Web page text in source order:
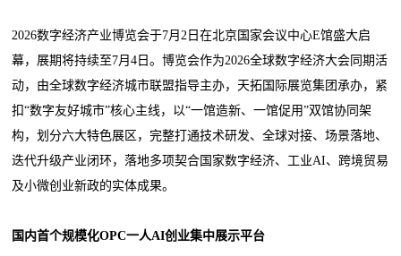
2026数字经济产业博览会于7月2日在北京国家会议中心E馆盛大启
幕，展期将持续至7月4日。博览会作为2026全球数字经济大会同期活
动，由全球数字经济城市联盟指导主办，天拓国际展览集团承办，紧
扣“数字友好城市”核心主线，以“一馆造新、一馆促用”双馆协同架
构，划分六大特色展区，完整打通技术研发、全球对接、场景落地、
迭代升级产业闭环，落地多项契合国家数字经济、工业AI、跨境贸易
及小微创业新政的实体成果。
国内首个规模化OPC一人AI创业集中展示平台